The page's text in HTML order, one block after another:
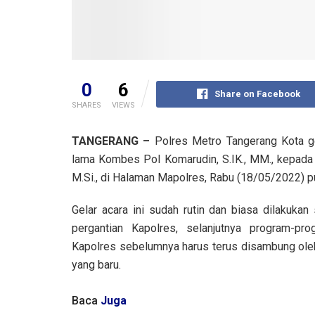
0
SHARES
6
VIEWS
Share on Facebook
TANGERANG – Polres Metro Tangerang Kota
lama Kombes Pol Komarudin, S.IK., MM.,
M.Si., di Halaman Mapolres, Rabu (18/05/2022)
Gelar acara ini sudah rutin dan biasa dilakukan
pergantian Kapolres, selanjutnya program-
Kapolres sebelumnya harus terus disambung
yang baru.
Baca Juga